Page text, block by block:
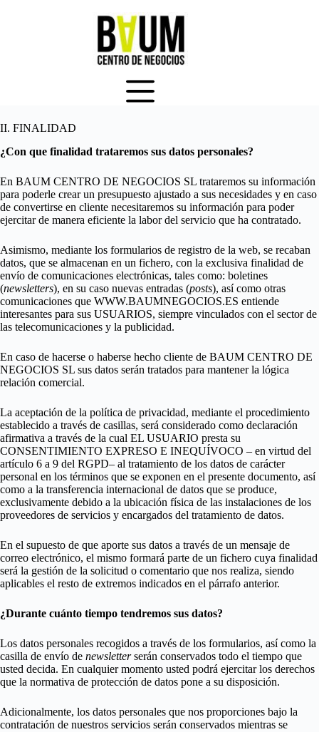
¿Quién es el responsable de tratamiento de sus datos?
Denominación social: BAUM CENTRO DE NEGOCIOS SL
Dirección de correo electrónico
II. FINALIDAD
¿Con que finalidad trataremos sus datos personales?
En BAUM CENTRO DE NEGOCIOS SL trataremos su información
para poderle crear un presupuesto ajustado a sus necesidades y en caso
de convertirse en cliente necesitaremos su información para poder
ejercitar de manera eficiente la labor del servicio que ha contratado.
Asimismo, mediante los formularios de registro de la web, se recaban
datos, que se almacenan en un fichero, con la exclusiva finalidad de
envío de comunicaciones electrónicas, tales como: boletines
(newsletters), en su caso nuevas entradas (posts), así como otras
comunicaciones que WWW.BAUMNEGOCIOS.ES entiende
interesantes para sus USUARIOS, siempre vinculados con el sector de
las telecomunicaciones y la publicidad.
En caso de hacerse o haberse hecho cliente de BAUM CENTRO DE
NEGOCIOS SL sus datos serán tratados para mantener la lógica
relación comercial.
La aceptación de la política de privacidad, mediante el procedimiento
establecido a través de casillas, será considerado como declaración
afirmativa a través de la cual EL USUARIO presta su
CONSENTIMIENTO EXPRESO E INEQUÍVOCO – en virtud del
artículo 6 a 9 del RGPD– al tratamiento de los datos de carácter
personal en los términos que se exponen en el presente documento, así
como a la transferencia internacional de datos que se produce,
exclusivamente debido a la ubicación física de las instalaciones de los
proveedores de servicios y encargados del tratamiento de datos.
En el supuesto de que aporte sus datos a través de un mensaje de
correo electrónico, el mismo formará parte de un fichero cuya finalidad
será la gestión de la solicitud o comentario que nos realiza, siendo
aplicables el resto de extremos indicados en el párrafo anterior.
¿Durante cuánto tiempo tendremos sus datos?
Los datos personales recogidos a través de los formularios, así como la
casilla de envío de newsletterserán conservados todo el tiempo que
usted decida. En cualquier momento usted podrá ejercitar los derechos
que la normativa de protección de datos pone a su disposición.
Adicionalmente, los datos personales que nos proporciones bajo la
contratación de nuestros servicios serán conservados mientras se